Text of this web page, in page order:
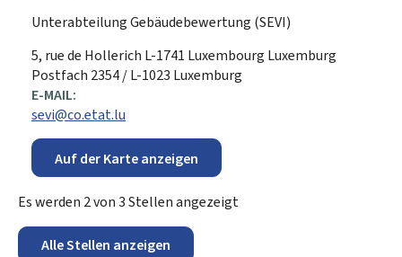
Unterabteilung Gebäudebewertung (SEVI)
ADRESSE:
5, rue de Hollerich L-1741 Luxembourg Luxemburg
Postfach 2354 / L-1023 Luxemburg
E-MAIL:
sevi@co.etat.lu
Auf der Karte anzeigen
Es werden 2von3Stellen angezeigt
Alle Stellen anzeigen